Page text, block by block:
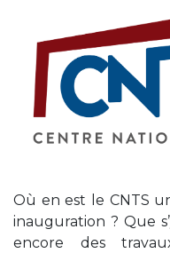
Où en est le CNTS
inauguration ? Que
encore des